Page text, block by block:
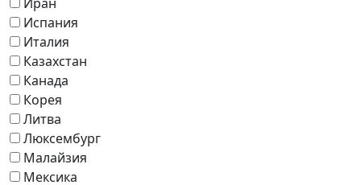
Испания
Италия
Казахстан
Канада
Корея
Литва
Люксембург
Малайзия
Мексика